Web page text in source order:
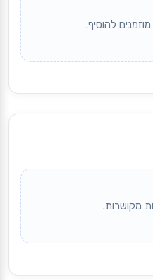
להוסיף.
מקושרות.